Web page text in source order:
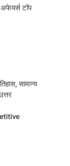
टॉप
सामान्य